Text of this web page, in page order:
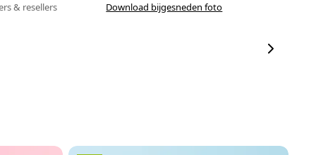
& resellers
Download bijgesneden foto